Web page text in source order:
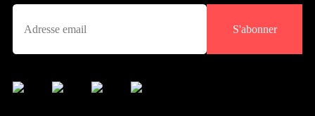
S'abonner